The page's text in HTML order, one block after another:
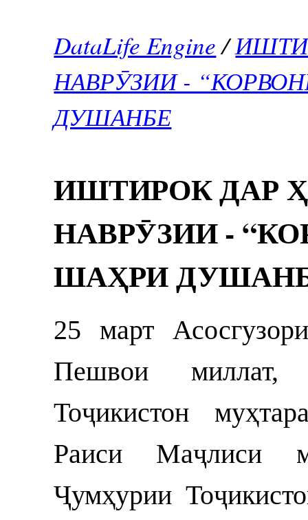
DataLife Engine/
НАВРӮЗИИ -
ДУШАНБЕ
ИШТИРОК ДАР
НАВРӮЗИИ -
ШАҲРИ
25 март
Пешвои миллат,
Тоҷикистон
Раиси Маҷлиси
Ҷумҳурии